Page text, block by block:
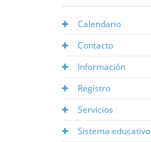
Calendario
Contacto
Información
Registro
Servicios
Sistema educativo